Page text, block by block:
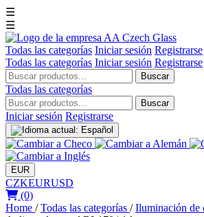
☰
☰
Todas las categorías Iniciar sesión Registrarse
Todas las categorías Iniciar sesión Registrarse
Buscar
Todas las categorías
Buscar
Iniciar sesión Registrarse
EUR
CZKEURUSD
(0)
Home / Todas las categorías / Iluminación de